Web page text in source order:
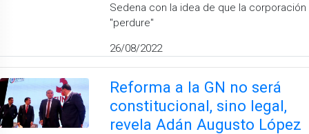
Sedena con la idea de que la corporación
''perdure''
26/08/2022
Reforma a la GN no será
constitucional, sino legal,
revela Adán Augusto López